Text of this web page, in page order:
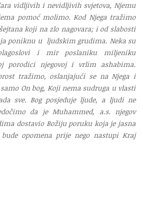
vidljivih i nevidljivih svjetova, Njemu
pomoć molimo. Kod Njega tražimo
koji na zlo nagovara; i od slabosti
poniknu u ljudskim grudima. Neka su
i mir poslaniku miljeniku
porodici njegovoj i vrlim ashabima.
tražimo, oslanjajući se na Njega i
On bog, Koji nema sudruga u vlasti
sve. Bog posjeduje ljude, a ljudi ne
da je Muhammed, a.s. njegov
dostavio Božiju poruku koja je jasna
opomena prije nego nastupi Kraj